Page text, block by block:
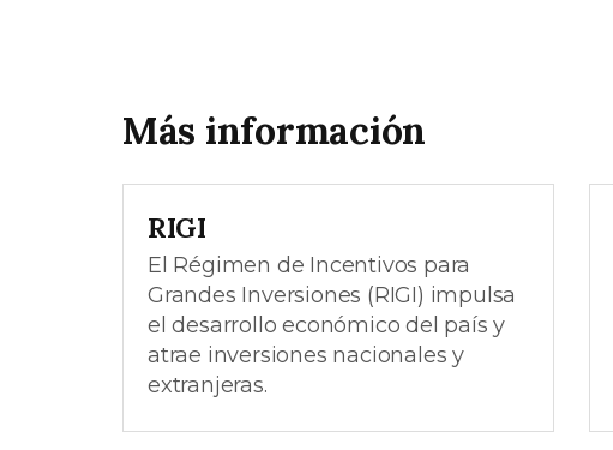
Más información
RIGI
El Régimen de Incentivos para
Grandes Inversiones (RIGI) impulsa
el desarrollo económico del país y
atrae inversiones nacionales y
extranjeras.